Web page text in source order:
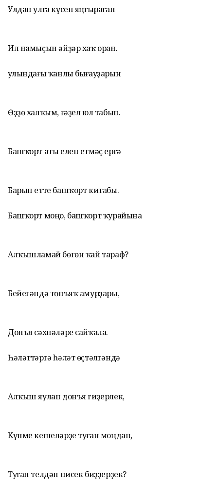
Улдан улға күсеп яңғыраған
Ил намыҫын әйҙәр хаҡ оран.
Ҡулындағы ҡанлы бығауҙарын
Өҙҙө халҡым, ғәҙел юл табып.
Башҡорт аты елеп етмәҫ ергә
Барып етте башҡорт китабы.
Башҡорт моңо, башҡорт ҡурайына
Алҡышламай бөгөн ҡай тараф?
Бейегәндә төнъяҡ амурҙары,
Донъя сәхнәләре сайҡала.
Һәләттәргә һәләт өҫтәлгәндә
Алҡыш яулап донъя гиҙерлек,
Күпме кешеләрҙе туған моңдан,
Туған телдән нисек биҙҙерҙек?